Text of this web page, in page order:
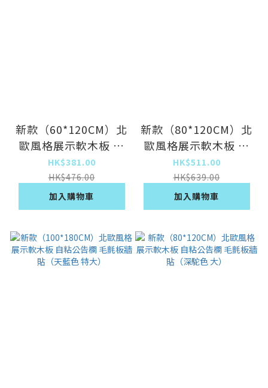
新款（60*120CM）北
歐風格展示軟木板 自
粘公告欄 毛氈板牆貼
（天藍色 中）
HK$381.00
HK$476.00
加入購物車
新款（80*120CM）北
歐風格展示軟木板 自
粘公告欄 毛氈板牆貼
（天藍色 大）
HK$511.00
HK$639.00
加入購物車